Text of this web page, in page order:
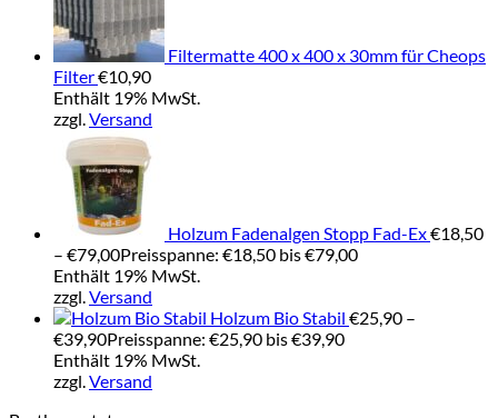
Filtermatte 400 x 400 x 30mm für Cheops
Filter€10,90
Enthält 19% MwSt.
zzgl.Versand
Holzum Fadenalgen Stopp Fad-Ex€18,50
– €79,00Preisspanne: €18,50 bis €79,00
Enthält 19% MwSt.
zzgl.Versand
Holzum Bio Stabil €25,90 –
€39,90Preisspanne: €25,90 bis €39,90
Enthält 19% MwSt.
zzgl.Versand